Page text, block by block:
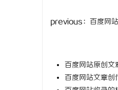
previous： 百度网
百度网站原创文
百度网站文章创